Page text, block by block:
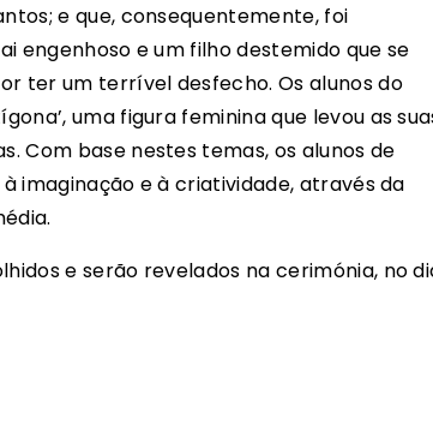
e que, consequentemente, foi
engenhoso e um filho destemido que se
ter um terrível desfecho. Os alunos do
uma figura feminina que levou as
Com base nestes temas, os alunos de
imaginação e à criatividade, através da
e serão revelados na cerimónia, no